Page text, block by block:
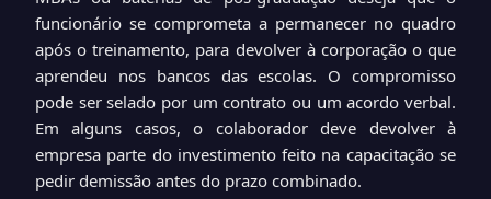
funcionário se comprometa a permanecer no quadro
após o treinamento, para devolver à corporação o que
aprendeu nos bancos das escolas. O compromisso
pode ser selado por um contrato ou um acordo verbal.
Em alguns casos, o colaborador deve devolver à
empresa parte do investimento feito na capacitação se
pedir demissão antes do prazo combinado.